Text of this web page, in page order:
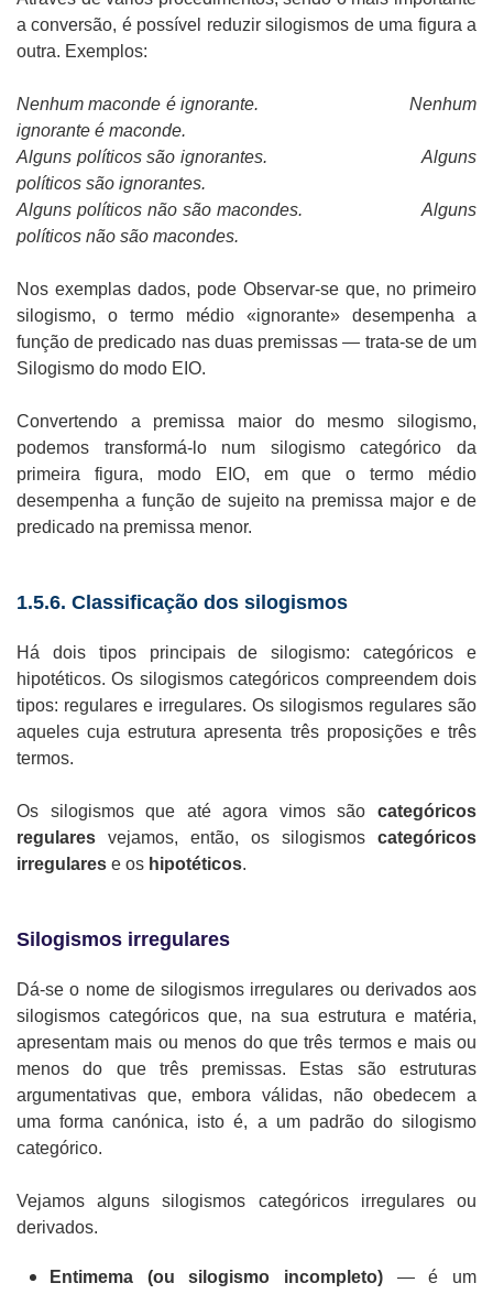
a conversão, é possível reduzir silogismos de uma figura a
outra. Exemplos:
Nenhum maconde é ignorante.
Nenhum
ignorante é maconde.
Alguns políticos são ignorantes.
Alguns
políticos são ignorantes.
Alguns políticos não são macondes.
Alguns
políticos não são macondes.
Nos exemplas dados, pode Observar-se que, no primeiro
silogismo, o termo médio «ignorante» desempenha a
função de predicado nas duas premissas — trata-se de um
Silogismo do modo EIO.
Convertendo a premissa maior do mesmo silogismo,
podemos transformá-lo num silogismo categórico da
primeira figura, modo EIO, em que o termo médio
desempenha a função de sujeito na premissa major e de
predicado na premissa menor.
1.5.6. Classificação dos silogismos
Há dois tipos principais de silogismo: categóricos e
hipotéticos. Os silogismos categóricos compreendem dois
tipos: regulares e irregulares. Os silogismos regulares são
aqueles cuja estrutura apresenta três proposições e três
termos.
Os silogismos que até agora vimos são categóricos
regulares vejamos, então, os silogismos categóricos
irregulares e os hipotéticos.
Silogismos irregulares
Dá-se o nome de silogismos irregulares ou derivados aos
silogismos categóricos que, na sua estrutura e matéria,
apresentam mais ou menos do que três termos e mais ou
menos do que três premissas. Estas são estruturas
argumentativas que, embora válidas, não obedecem a
uma forma canónica, isto é, a um padrão do silogismo
categórico.
Vejamos alguns silogismos categóricos irregulares ou
derivados.
Entimema (ou silogismo incompleto) — é um